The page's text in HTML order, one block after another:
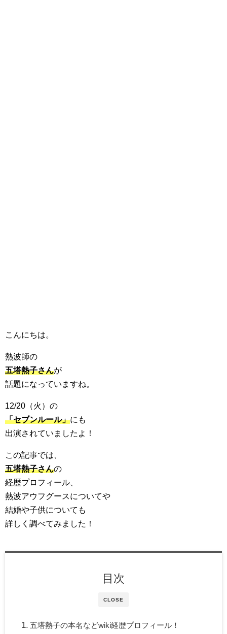
こんにちは。
熱波師の
五塔熱子さんが
話題になっていますね。
12/20（火）の
「セブンルール」にも
出演されていましたよ！
この記事では、
五塔熱子さんの
経歴プロフィール、
熱波アウフグースについてや
結婚や子供についても
詳しく調べてみました！
CLOSE
目次
五塔熱子の本名などwiki経歴プロフィール！